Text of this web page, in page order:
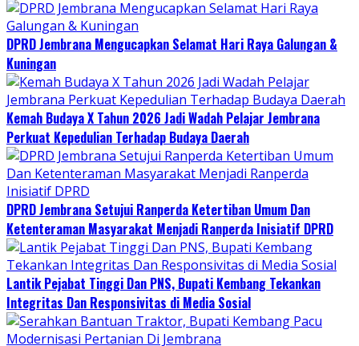
DPRD Jembrana Mengucapkan Selamat Hari Raya Galungan &
Kuningan
Kemah Budaya X Tahun 2026 Jadi Wadah Pelajar Jembrana
Perkuat Kepedulian Terhadap Budaya Daerah
DPRD Jembrana Setujui Ranperda Ketertiban Umum Dan
Ketenteraman Masyarakat Menjadi Ranperda Inisiatif DPRD
Lantik Pejabat Tinggi Dan PNS, Bupati Kembang Tekankan
Integritas Dan Responsivitas di Media Sosial